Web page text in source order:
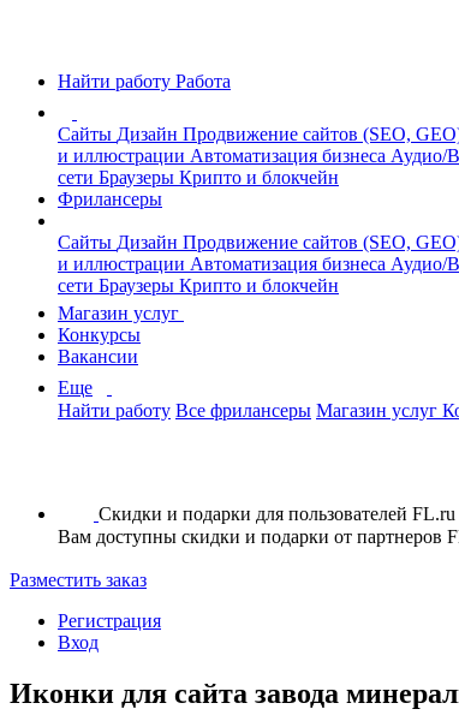
Найти работу Работа
Сайты Дизайн Продвижение сайтов (SEO,
и иллюстрации Автоматизация бизнеса Аудио/
сети Браузеры Крипто и блокчейн
Фрилансеры
Сайты Дизайн Продвижение сайтов (SEO,
и иллюстрации Автоматизация бизнеса Аудио/
сети Браузеры Крипто и блокчейн
Магазин услуг
Конкурсы
Вакансии
Еще
Найти работу Все фрилансеры Магазин услуг
Скидки и подарки для пользователей
Вам доступны скидки и подарки от партнеров
Разместить заказ
Регистрация
Вход
Иконки для сайта завода